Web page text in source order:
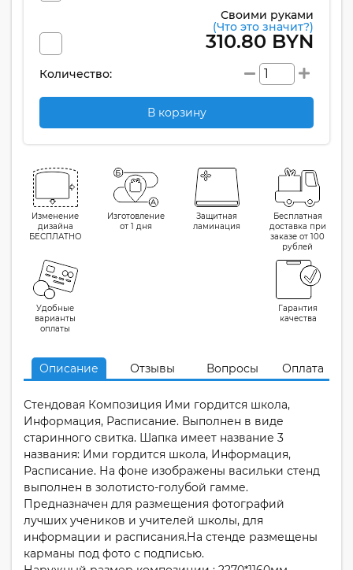
Своими руками
(Что это значит?)
310.80 BYN
Количество:
В корзину
Изменение
дизайна
БЕСПЛАТНО
Изготовление
от 1 дня
Защитная
ламинация
Бесплатная
доставка при
заказе от 100
рублей
Удобные
варианты
оплаты
Гарантия
качества
Описание Отзывы Вопросы Оплата
Стендовая Композиция Ими гордится школа,
Информация, Расписание. Выполнен в виде
старинного свитка. Шапка имеет название 3
названия: Ими гордится школа, Информация,
Расписание. На фоне изображены васильки стенд
выполнен в золотисто-голубой гамме.
Предназначен для размещения фотографий
лучших учеников и учителей школы, для
информации и расписания.На стенде размещены
карманы под фото с подписью.